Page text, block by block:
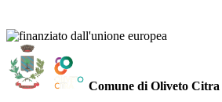
Comune di Oliveto Citra